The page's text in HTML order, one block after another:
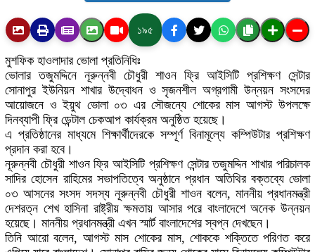
১৯৫
মুশফিক হাওলাদার ভোলা প্রতিনিধিঃ
ভোলার তজুমদ্দিনে নূরুন্নবী চৌধুরী শাওন ফ্রি আইসিটি প্রশিক্ষণ সেন্টার
সোনাপুর ইউনিয়ন শাখার উদ্বোধন ও সৃজনশীল অগ্রগামী উন্নয়ন সংসদের
আয়োজনে ও ইয়ুথ ভোলা ০৩ এর সৌজন্যে শোকের মাস আগস্ট উপলক্ষে
দিনব্যাপী ফ্রি ডেন্টাল চেকআপ কার্যক্রম অনুষ্ঠিত হয়েছে।
এ প্রতিষ্ঠানের মাধ্যমে শিক্ষার্থীদেরকে সম্পূর্ণ বিনামূল্যে কম্পিউটার প্রশিক্ষণ
প্রদান করা হবে।
নূরুন্নবী চৌধুরী শাওন ফ্রি আইসিটি প্রশিক্ষণ সেন্টার তজুমদ্দিন শাখার পরিচালক
সাদির হোসেন রাহিমের সভাপতিত্বে অনুষ্ঠানে প্রধান অতিথির বক্তব্যে ভোলা
০৩ আসনের সংসদ সদস্য নূরুন্নবী চৌধুরী শাওন বলেন, মাননীয় প্রধানমন্ত্রী
দেশরত্ন শেখ হাসিনা রাষ্ট্রীয় ক্ষমতায় আসার পরে বাংলাদেশে অনেক উন্নয়ন
হয়েছে। মাননীয় প্রধানমন্ত্রী এখন স্মার্ট বাংলাদেশের স্বপ্ন দেখছেন।
তিনি আরো বলেন, আগস্ট মাস শোকের মাস, শোককে শক্তিতে পরিণত করে